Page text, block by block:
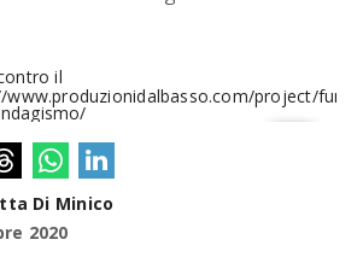
project/fumetti-
Di Minico
2020